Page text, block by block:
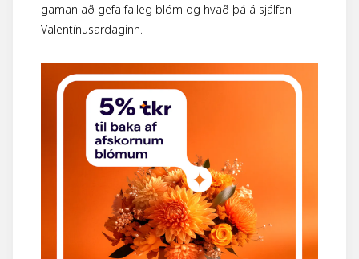
gaman að gefa falleg blóm og hvað þá á sjálfan
Valentínusardaginn.